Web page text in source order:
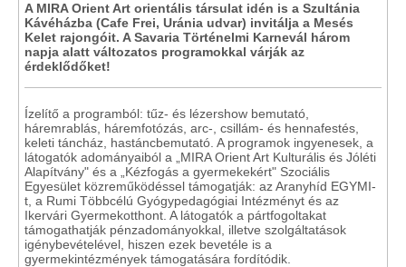
A MIRA Orient Art orientális társulat idén is a Szultánia
Kávéházba (Cafe Frei, Uránia udvar) invitálja a Mesés
Kelet rajongóit. A Savaria Történelmi Karnevál három
napja alatt változatos programokkal várják az
érdeklődőket!
Ízelítő a programból: tűz- és lézershow bemutató,
háremrablás, háremfotózás, arc-, csillám- és hennafestés,
keleti táncház, hastáncbemutató. A programok ingyenesek, a
látogatók adományaiból a „MIRA Orient Art Kulturális és Jóléti
Alapítvány" és a „Kézfogás a gyermekekért" Szociális
Egyesület közreműködéssel támogatják: az Aranyhíd EGYMI-
t, a Rumi Többcélú Gyógypedagógiai Intézményt és az
Ikervári Gyermekotthont. A látogatók a pártfogoltakat
támogathatják pénzadományokkal, illetve szolgáltatások
igénybevételével, hiszen ezek bevetéle is a
gyermekintézmények támogatására fordítódik.